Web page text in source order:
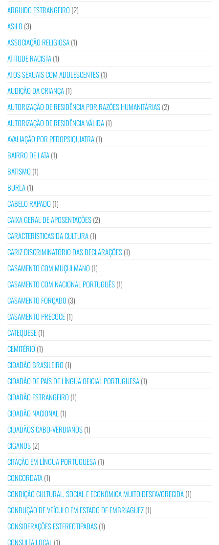
ARGUIDO ESTRANGEIRO (2)
ASILO (3)
ASSOCIAÇÃO RELIGIOSA(1)
ATITUDE RACISTA(1)
ATOS SEXUAIS COM ADOLESCENTES(1)
AUDIÇÃO DA CRIANÇA(1)
AUTORIZAÇÃO DE RESIDÊNCIA POR RAZÕES HUMANITÁRIAS(2)
AUTORIZAÇÃO DE RESIDÊNCIA VÁLIDA(1)
AVALIAÇÃO POR PEDOPSIQUIATRA(1)
BAIRRO DE LATA(1)
BATISMO (1)
BURLA(1)
CABELO RAPADO (1)
CAIXA GERAL DE APOSENTAÇÕES(2)
CARACTERÍSTICAS DA CULTURA(1)
CARIZ DISCRIMINATÓRIO DAS DECLARAÇÕES(1)
CASAMENTO COM MUÇULMANO (1)
CASAMENTO COM NACIONAL PORTUGUÊS(1)
CASAMENTO FORÇADO (3)
CASAMENTO PRECOCE(1)
CATEQUESE(1)
CEMITÉRIO (1)
CIDADÃO BRASILEIRO (1)
CIDADÃO DE PAÍS DE LÍNGUA OFICIAL PORTUGUESA(1)
CIDADÃO ESTRANGEIRO (1)
CIDADÃO NACIONAL (1)
CIDADÃOS CABO-VERDIANOS(1)
CIGANOS(2)
CITAÇÃO EM LÍNGUA PORTUGUESA(1)
CONCORDATA(1)
CONDIÇÃO CULTURAL, SOCIAL E ECONÓMICA MUITO DESFAVORECIDA(1)
CONDUÇÃO DE VEÍCULO EM ESTADO DE EMBRIAGUEZ(1)
CONSIDERAÇÕES ESTEREOTIPADAS(1)
CONSULTA LOCAL (1)